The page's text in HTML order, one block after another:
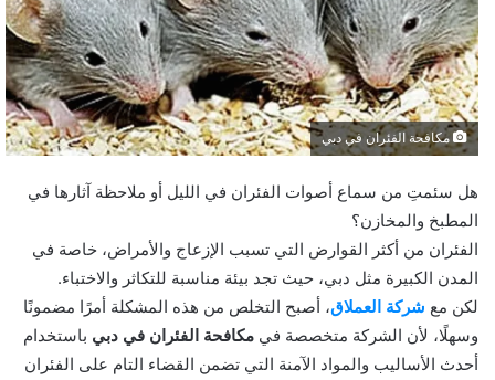
مكافحة الفئران في دبي
هل سئمتِ من سماع أصوات الفئران في الليل أو ملاحظة آثارها في
المطبخ والمخازن؟
الفئران من أكثر القوارض التي تسبب الإزعاج والأمراض، خاصة في
المدن الكبيرة مثل دبي، حيث تجد بيئة مناسبة للتكاثر والاختباء.
لكن مع شركة العملاق، أصبح التخلص من هذه المشكلة أمرًا مضمونًا
وسهلًا، لأن الشركة متخصصة في مكافحة الفئران في دبي باستخدام
أحدث الأساليب والمواد الآمنة التي تضمن القضاء التام على الفئران